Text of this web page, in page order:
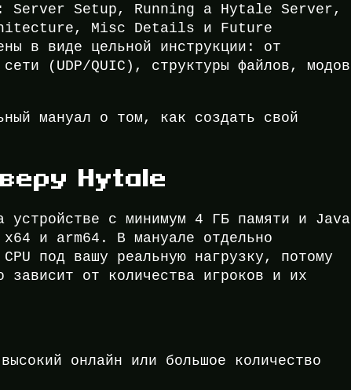
Server Setup, Running a Hytale Server,
Misc Details и Future
в виде цельной инструкции: от
(UDP/QUIC), структуры файлов, модов
мануал о том, как создать свой
Hytale
устройстве с минимум 4 ГБ памяти и Java
x64 и arm64. В мануале отдельно
под вашу реальную нагрузку, потому
зависит от количества игроков и их
онлайн или большое количество